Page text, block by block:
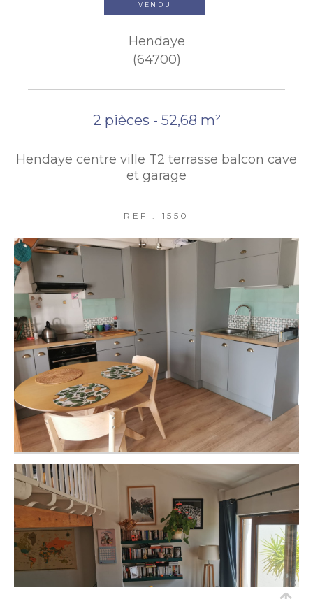
VENDU
Hendaye
(64700)
2 pièces - 52,68 m²
Hendaye centre ville T2 terrasse balcon cave
et garage
REF : 1550